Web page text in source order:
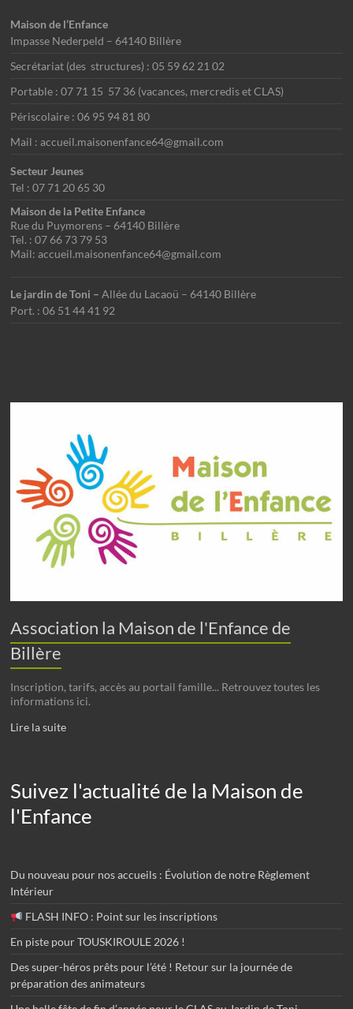
Maison de l’Enfance
Impasse Nederpeld – 64140 Billère
Secrétariat (des structures) : 05 59 62 21 02
Portable : 07 71 15 57 36 (vacances, mercredis et CLAS)
Périscolaire : 06 95 94 81 80
Mail : accueil.maisonenfance64@gmail.com
Secteur Jeunes
Tel : 07 71 20 65 30
Maison de la Petite Enfance
Rue du Puymorens – 64140 Billère
Tel. : 07 66 73 79 53
Mail: accueil.maisonenfance64@gmail.com
Le jardin de Toni –Allée du Lacaoü – 64140 Billère
Port. : 06 51 44 41 92
Association la Maison de l'Enfance de
Billère
Inscription, tarifs, accès au portail famille... Retrouvez toutes les
informations ici.
Lire la suite
Suivez l'actualité de la Maison de
l'Enfance
Du nouveau pour nos accueils : Évolution de notre Règlement
Intérieur
FLASH INFO : Point sur les inscriptions
En piste pour TOUSKIROULE 2026 !
Des super-héros prêts pour l’été ! Retour sur la journée de
préparation des animateurs